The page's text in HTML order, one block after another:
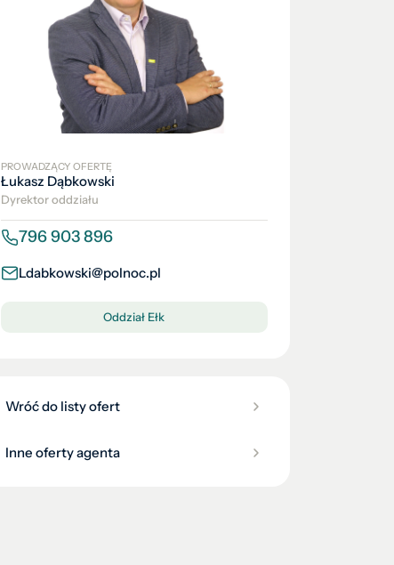
PROWADZĄCY OFERTĘ
Łukasz Dąbkowski
Dyrektor oddziału
796 903 896
Ldabkowski@polnoc.pl
Oddział Ełk
Wróć do listy ofert
Inne oferty agenta